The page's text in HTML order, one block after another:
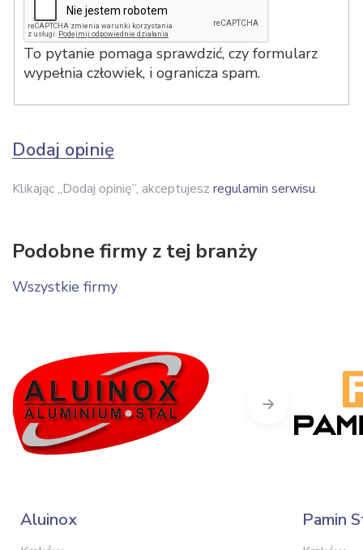
To pytanie pomaga sprawdzić, czy formularz
wypełnia człowiek, i ogranicza spam.
Dodaj opinię
Klikając „Dodaj opinię”, akceptujesz regulamin serwisu.
Podobne firmy z tej branży
Wszystkie firmy
Aluinox Pamin